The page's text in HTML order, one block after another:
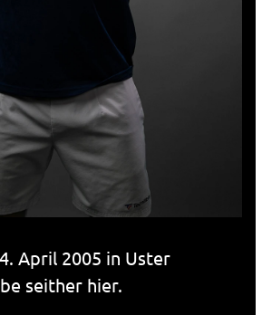
April 2005 in Uster
seither hier.